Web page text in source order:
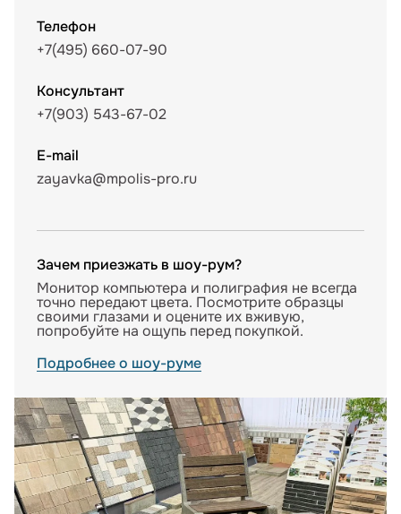
Телефон
+7(495) 660-07-90
Консультант
+7(903) 543-67-02
E-mail
zayavka@mpolis-pro.ru
Зачем приезжать в шоу-рум?
Монитор компьютера и полиграфия не всегда
точно передают цвета. Посмотрите образцы
своими глазами и оцените их вживую,
попробуйте на ощупь перед покупкой.
Подробнее о шоу-руме